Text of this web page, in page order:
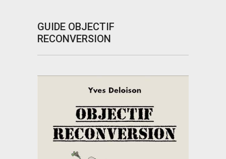
GUIDE OBJECTIF
RECONVERSION